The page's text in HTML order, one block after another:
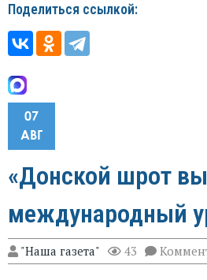
Поделиться ссылкой:
07
АВГ
«Донской шрот
международный
"Наша газета" 43